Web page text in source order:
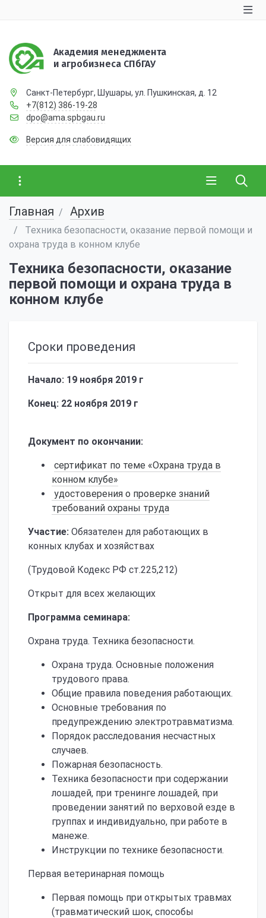
Академия менеджмента
и агробизнеса СПбГАУ
Санкт-Петербург, Шушары, ул. Пушкинская, д. 12
+7(812) 386-19-28
dpo@ama.spbgau.ru
Версия для слабовидящих
Главная Архив
Техника безопасности, оказание первой помощи и
охрана труда в конном клубе
Техника безопасности, оказание
первой помощи и охрана труда в
конном клубе
Сроки проведения
Начало: 19 ноября 2019 г
Конец: 22 ноября 2019 г
Документ по окончании:
сертификат по теме «Охрана труда в
конном клубе»
удостоверения о проверке знаний
требований охраны труда
Участие: Обязателен для работающих в
конных клубах и хозяйствах
(Трудовой Кодекс РФ ст.225,212)
Открыт для всех желающих
Программа семинара:
Охрана труда. Техника безопасности.
Охрана труда. Основные положения
трудового права.
Общие правила поведения работающих.
Основные требования по
предупреждению электротравматизма.
Порядок расследования несчастных
случаев.
Пожарная безопасность.
Техника безопасности при содержании
лошадей, при тренинге лошадей, при
проведении занятий по верховой езде в
группах и индивидуально, при работе в
манеже.
Инструкции по технике безопасности.
Первая ветеринарная помощь
Первая помощь при открытых травмах
(травматический шок, способы